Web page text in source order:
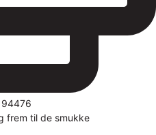
frem til de smukke